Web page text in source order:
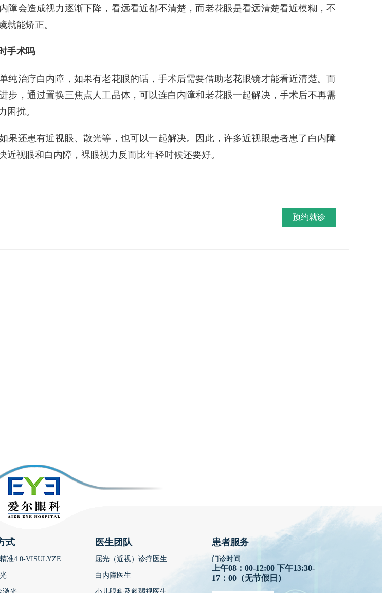
障会造成视力逐渐下降，看远看近都不清楚，而老花眼是看远清楚看近模糊，不
能矫正。
手术吗
治疗白内障，如果有老花眼的话，手术后需要借助老花眼镜才能看近清楚。而
步，通过置换三焦点人工晶体，可以连白内障和老花眼一起解决，手术后不再需
扰。
还患有近视眼、散光等，也可以一起解决。因此，许多近视眼患者患了白内障
近视眼和白内障，裸眼视力反而比年轻时候还要好。
预约就诊
式
准4.0-VISULYZE
医生团队
屈光（近视）诊疗医生
白内障医生
患者服务
门诊时间
上午08：00-12:00 下午13:30-
17：00（无节假日）